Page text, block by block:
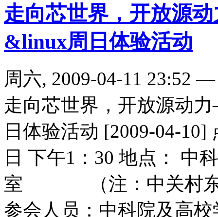
走向芯世界，开放源
&linux周日体验活动
周六, 2009-04-11 23:52
走向芯世界，开放源动
日体验活动 [2009-04-10]
日 下午1：30 地点： 中
室 （注：中关村东路
参会人员：中科院及高